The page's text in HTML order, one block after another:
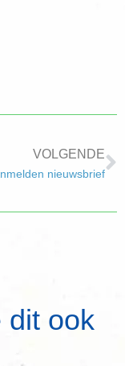
VOLGENDE
nieuwsbrief
dit ook